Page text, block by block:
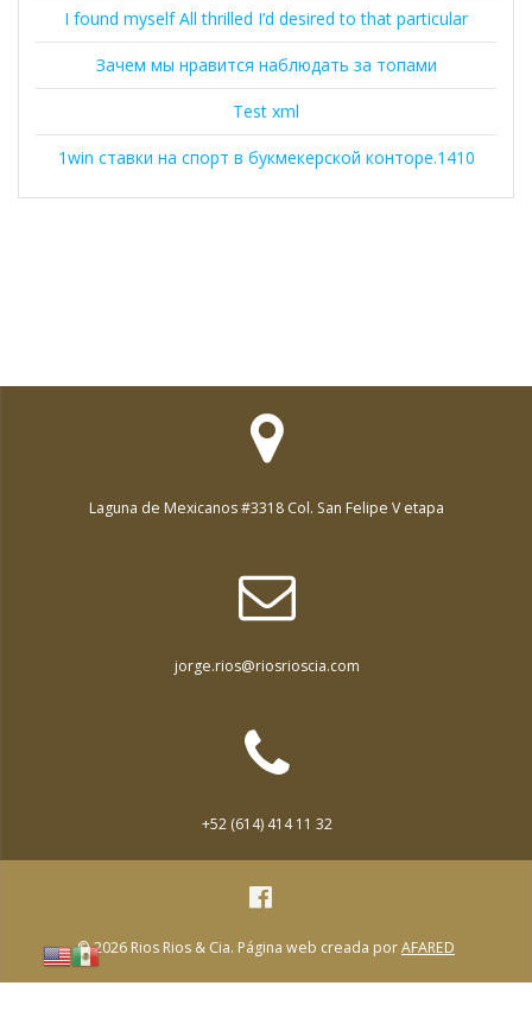
I found myself All thrilled I’d desired to that particular
Зачем мы нравится наблюдать за топами
Test xml
1win ставки на спорт в букмекерской конторе.1410
Laguna de Mexicanos #3318 Col. San Felipe V etapa
jorge.rios@riosrioscia.com
+52 (614) 414 11 32
© 2026 Rios Rios & Cia. Página web creada porAFARED